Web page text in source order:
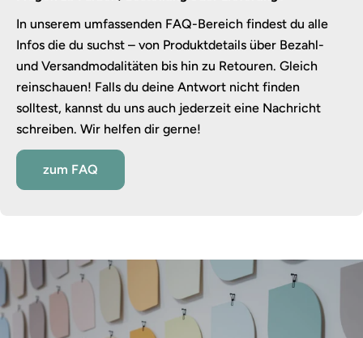
In unserem umfassenden FAQ-Bereich findest du alle
Infos die du suchst – von Produktdetails über Bezahl-
und Versandmodalitäten bis hin zu Retouren. Gleich
reinschauen! Falls du deine Antwort nicht finden
solltest, kannst du uns auch jederzeit eine Nachricht
schreiben. Wir helfen dir gerne!
zum FAQ